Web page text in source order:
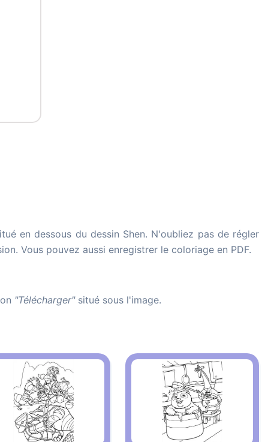
en dessous du dessin Shen. N'oubliez pas de régler
Vous pouvez aussi enregistrer le coloriage en PDF.
"Télécharger"situé sous l'image.